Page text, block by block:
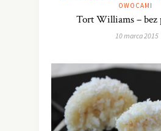
OWOCAMI
Tort Williams – bez
10 marca 2015